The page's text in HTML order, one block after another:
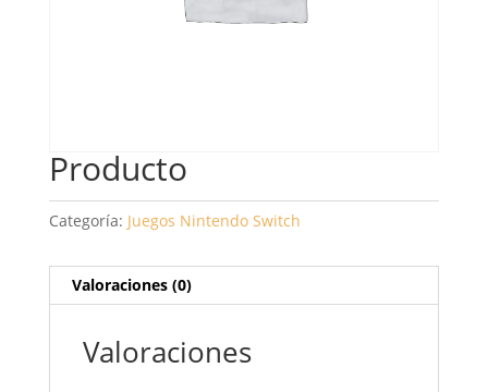
Producto
Categoría: Juegos Nintendo Switch
Valoraciones (0)
Valoraciones